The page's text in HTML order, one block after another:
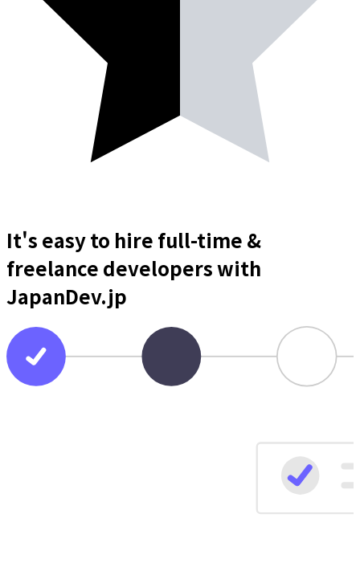
It's easy to hire full-time &
freelance developerswith
JapanDev.jp